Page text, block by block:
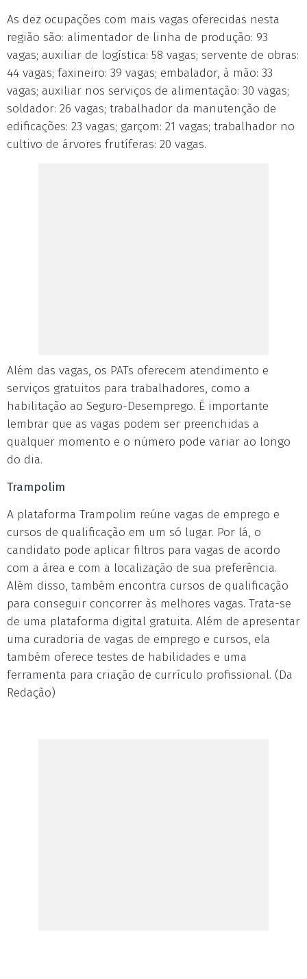
As dez ocupações com mais vagas oferecidas nesta
região são: alimentador de linha de produção: 93
vagas; auxiliar de logística: 58 vagas; servente de obras:
44 vagas; faxineiro: 39 vagas; embalador, à mão: 33
vagas; auxiliar nos serviços de alimentação: 30 vagas;
soldador: 26 vagas; trabalhador da manutenção de
edificações: 23 vagas; garçom: 21 vagas; trabalhador no
cultivo de árvores frutíferas: 20 vagas.
Além das vagas, os PATs oferecem atendimento e
serviços gratuitos para trabalhadores, como a
habilitação ao Seguro-Desemprego. É importante
lembrar que as vagas podem ser preenchidas a
qualquer momento e o número pode variar ao longo
do dia.
Trampolim
A plataforma Trampolim reúne vagas de emprego e
cursos de qualificação em um só lugar. Por lá, o
candidato pode aplicar filtros para vagas de acordo
com a área e com a localização de sua preferência.
Além disso, também encontra cursos de qualificação
para conseguir concorrer às melhores vagas. Trata-se
de uma plataforma digital gratuita. Além de apresentar
uma curadoria de vagas de emprego e cursos, ela
também oferece testes de habilidades e uma
ferramenta para criação de currículo profissional. (Da
Redação)